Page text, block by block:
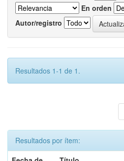
En orden
Autor/registro
Resultados 1-1 de 1.
Resultados por ítem: